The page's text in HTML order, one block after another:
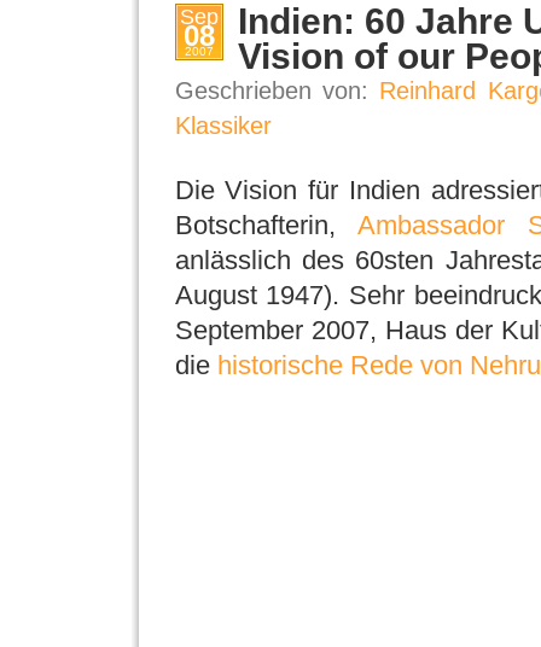
Sep
08
2007
Indien: 60 Jahre
Vision of our
Geschrieben von: Reinhard
Klassiker
Die Vision für Indien
Botschafterin, Ambassador
anlässlich des 60sten
August 1947). Sehr
September 2007, Haus der
die historische Rede von Nehru